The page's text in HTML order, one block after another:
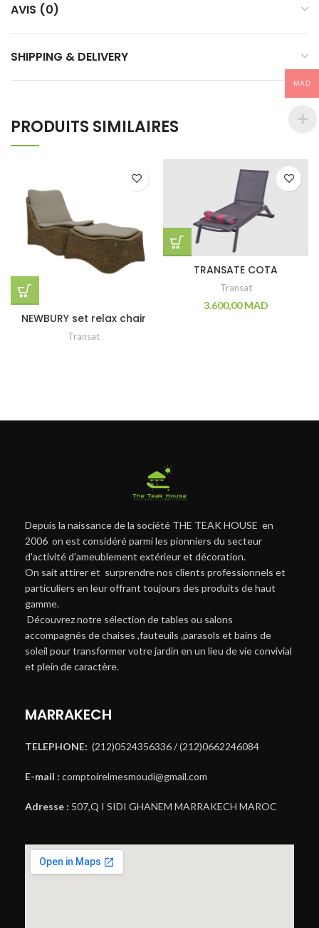
AVIS (0)
SHIPPING & DELIVERY
PRODUITS SIMILAIRES
NEWBURY set relax chair
Transat
TRANSATE COTA
Transat
3.600,00MAD
Depuis la naissance de la société THE TEAK HOUSE en
2006 on est considéré parmi les pionniers du secteur
d'activité d'ameublement extérieur et décoration.
On sait attirer et surprendre nos clients professionnels et
particuliers en leur offrant toujours des produits de haut
gamme.
Découvrez notre sélection de tables ou salons
accompagnés de chaises ,fauteuils ,parasols et bains de
soleil pour transformer votre jardin en un lieu de vie convivial
et plein de caractère.
MARRAKECH
TELEPHONE: (212)0524356336 / (212)0662246084
E-mail : comptoirelmesmoudi@gmail.com
Adresse : 507,Q I SIDI GHANEM MARRAKECH MAROC
MAD